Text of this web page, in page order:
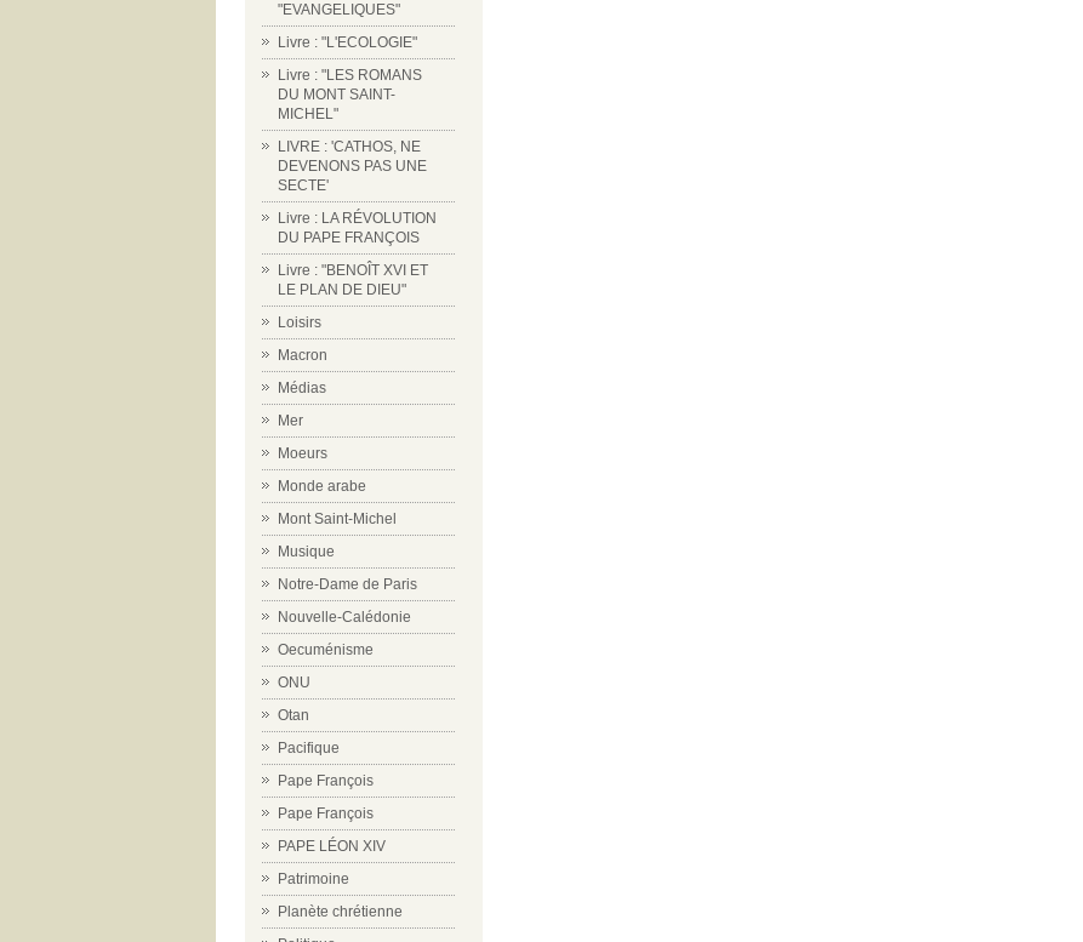
"EVANGELIQUES"
Livre : "L'ECOLOGIE"
Livre : "LES ROMANS
DU MONT SAINT-
MICHEL"
LIVRE : 'CATHOS, NE
DEVENONS PAS UNE
SECTE'
Livre : LA RÉVOLUTION
DU PAPE FRANÇOIS
Livre : "BENOÎT XVI ET
LE PLAN DE DIEU"
Loisirs
Macron
Médias
Mer
Moeurs
Monde arabe
Mont Saint-Michel
Musique
Notre-Dame de Paris
Nouvelle-Calédonie
Oecuménisme
ONU
Otan
Pacifique
Pape François
Pape François
PAPE LÉON XIV
Patrimoine
Planète chrétienne